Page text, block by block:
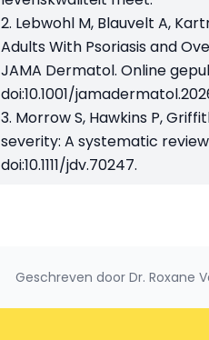
2. Lebwohl M, Blauvelt A,
Adults With Psoriasis and
JAMA Dermatol. Online
doi:10.1001/
3. Morrow S, Hawkins P,
severity: A systematic
doi:10.1111/jdv.70247.
Geschreven door Dr. Roxane